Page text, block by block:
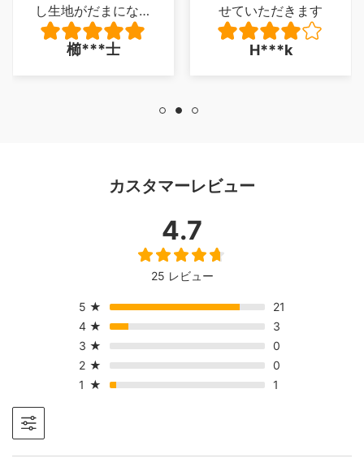
し生地がだまになっ
ているところがあ
り、少し残念でした
櫛***士
せていただきます
H***k
カスタマーレビュー
4.7
25 レビュー
5 ★
21
4 ★
3
3 ★
0
2 ★
0
1 ★ 1